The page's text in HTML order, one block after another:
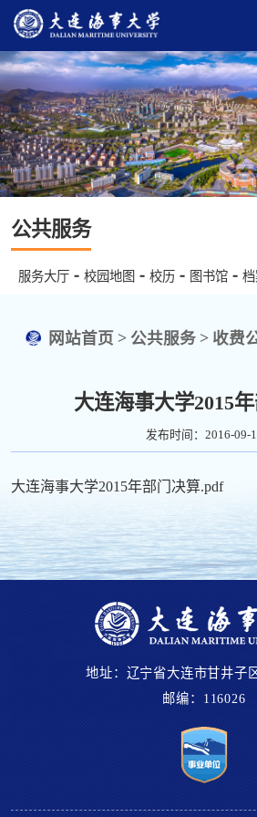
公共服务
服务大厅 校园地图 校历 图书馆
网站首页 > 公共服务 > 收费
大连海事大学2015
发布时间：2016-09-
大连海事大学2015年部门决算.pdf
地址：辽宁省大连市甘井子
邮编：116026